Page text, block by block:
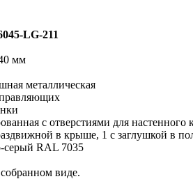
LG-211
мм
металлическая
с отверстиями для настенного
в крыше, 1 с заглушкой в
серый RAL 7035
виде.